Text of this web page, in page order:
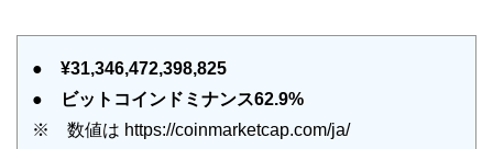
● ¥31,346,472,398,825
●
ビットコインドミナンス62.9%
※ 数値は https://coinmarketcap.com/ja/